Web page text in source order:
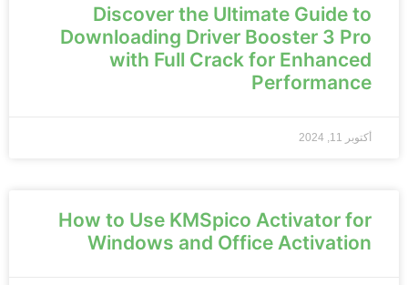
Discover the Ultimate Guide to
Downloading Driver Booster 3 Pro
with Full Crack for Enhanced
Performance
أكتوبر 11, 2024
How to Use KMSpico Activator for
Windows and Office Activation